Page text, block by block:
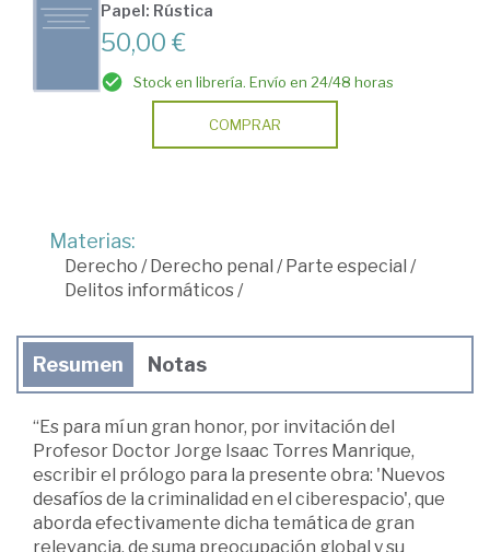
Papel: Rústica
50,00 €
Stock en librería. Envío en 24/48 horas
COMPRAR
Materias:
Derecho / Derecho penal / Parte especial /
Delitos informáticos/
Resumen Notas
“Es para mí un gran honor, por invitación del
Profesor Doctor Jorge Isaac Torres Manrique,
escribir el prólogo para la presente obra: 'Nuevos
desafíos de la criminalidad en el ciberespacio', que
aborda efectivamente dicha temática de gran
relevancia, de suma preocupación global y su